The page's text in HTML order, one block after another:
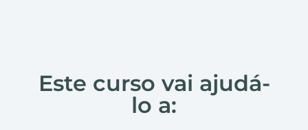
Este curso vai ajudá-
lo a: